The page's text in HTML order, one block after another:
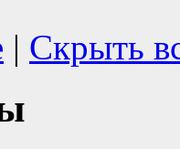
| Скрыть